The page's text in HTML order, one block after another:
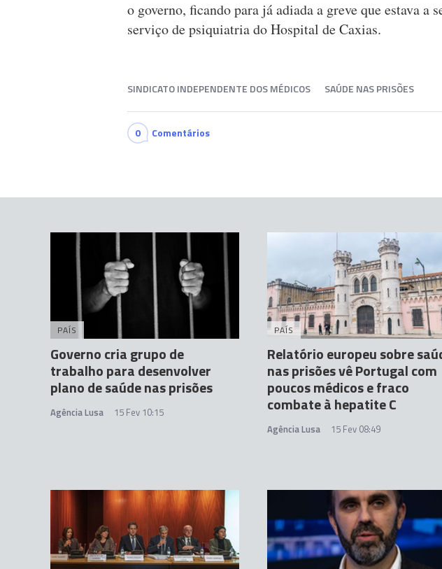
o governo, ficando para já adiada a greve que estava a
serviço de psiquiatria do Hospital de Caxias.
SINDICATO INDEPENDENTE DOS MÉDICOS SAÚDE NAS PRISÕES
0 Comentários
PAÍS
Governo cria grupo de
trabalho para desenvolver
plano de saúde nas prisões
Agência Lusa 15 Fev 10:15
PAÍS
Relatório europeu sobre
nas prisões vê Portugal com
poucos médicos e fraco
combate à hepatite C
Agência Lusa 15 Fev 08:49